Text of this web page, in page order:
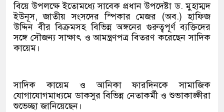
বিয়ে উপলক্ষে ইতোমধ্যে সাবেক প্রধান উপদেষ্টা ড. মুহাম্মদ
ইউনূস, জাতীয় সংসদের স্পিকার মেজর (অব.) হাফিজ
উদ্দিন বীর বিক্রমসহ বিভিন্ন অঙ্গনের গুরুত্বপূর্ণ ব্যক্তিদের
সঙ্গে সৌজন্য সাক্ষাৎ ও আমন্ত্রণপত্র বিতরণ করেছেন সাদিক
কায়েম।
সাদিক কায়েম ও আনিকা ফারদিনকে সামাজিক
যোগাযোগমাধ্যমে ডাকসুর বিভিন্ন নেতাকর্মী ও শুভাকাঙ্ক্ষীরা
শুভেচ্ছা জানিয়েছেন।